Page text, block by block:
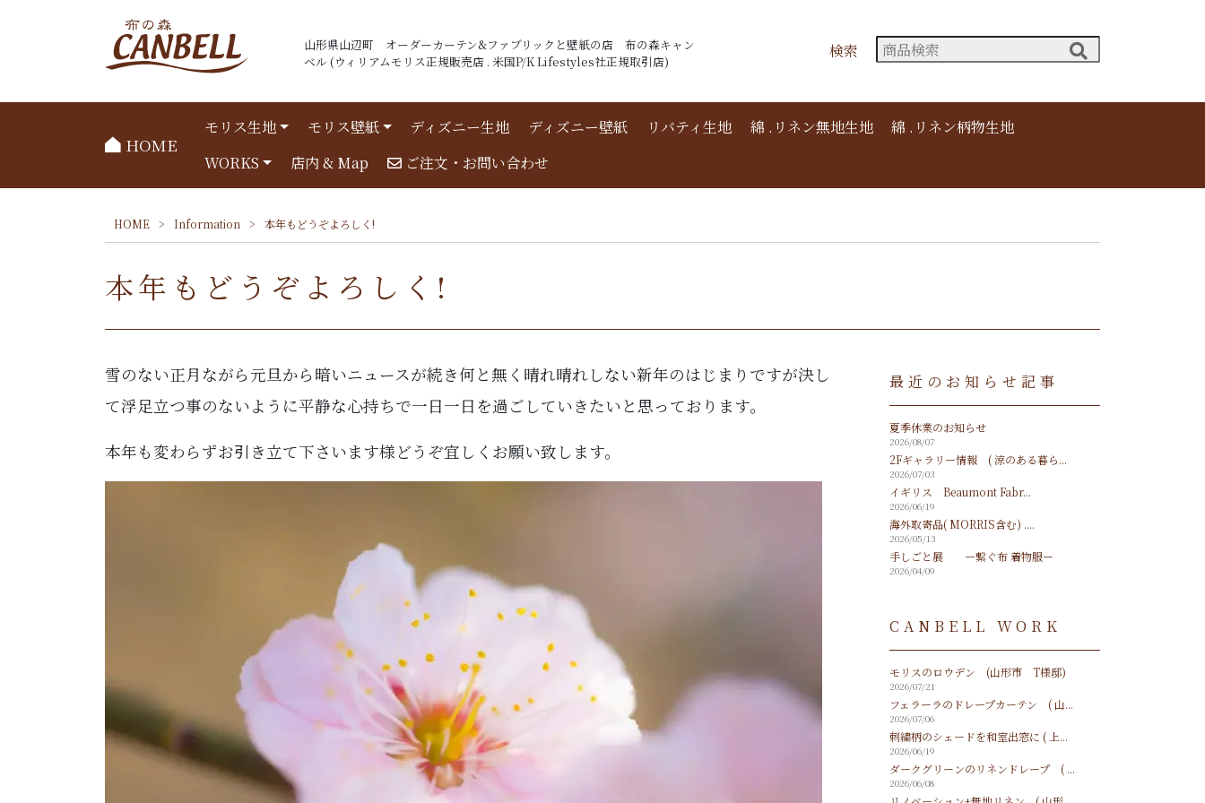
山形県山辺町 オーダーカーテン&ファブリックと壁紙の店 布の森キャン
ベル (ウィリアムモリス正規販売店 . 米国P/K Lifestyles社正規取引店)
検索
HOME
モリス生地 モリス壁紙 ディズニー生地 ディズニー壁紙 リバティ生地 綿 .リネン無地生地
綿 .リネン柄物生地
WORKS
店内 & Map ご注文・お問い合わせ
HOME > Information > 本年もどうぞよろしく!
本年もどうぞよろしく!
雪のない正月ながら元旦から暗いニュースが続き何と無く晴れ晴れしない新年のはじまりですが決し
て浮足立つ事のないように平静な心持ちで一日一日を過ごしていきたいと思っております。
本年も変わらずお引き立て下さいます様どうぞ宜しくお願い致します。
最近のお知らせ記事
夏季休業のお知らせ
2026/08/07
2Fギャラリー情報 ( 涼のある暮ら...
2026/07/03
イギリス Beaumont Fabr...
2026/06/19
海外取寄品( MORRIS含む) ....
2026/05/13
手しごと展 ー繋ぐ布 着物服ー
2026/04/09
CANBELL WORK
モリスのロウデン (山形市 T様邸)
2026/07/21
フェラーラのドレープカーテン ( 山...
2026/07/06
刺繍柄のシェードを和室出窓に ( 上...
2026/06/19
ダークグリーンのリネンドレープ ( ...
2026/06/08